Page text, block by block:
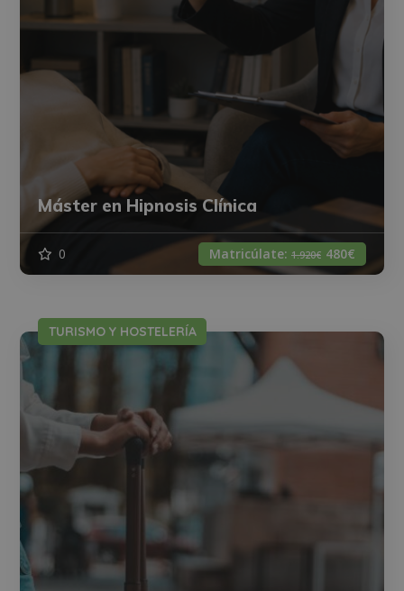
Máster en Hipnosis Clínica
0 Matricúlate: 1.920€ 480€
TURISMO Y HOSTELERÍA